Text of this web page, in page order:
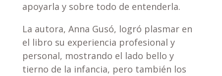
apoyarla y sobre todo de entenderla.
La autora, Anna Gusó, logró plasmar en
el libro su experiencia profesional y
personal, mostrando el lado bello y
tierno de la infancia, pero también los